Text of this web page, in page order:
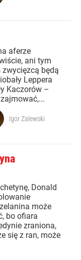
aferze
ani tym
będą
Leppera
Kaczorów –
Igor Zalewski
Donald
może
bo ofiara
zraniona,
się z ran, może